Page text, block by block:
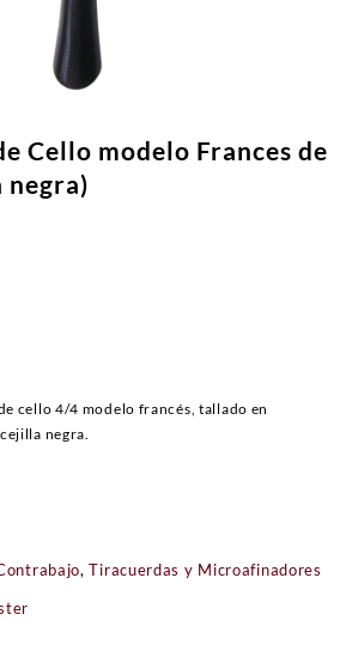
Cello modelo Frances de
negra)
cello 4/4 modelo francés, tallado en
negra.
,Tiracuerdas y Microafinadores